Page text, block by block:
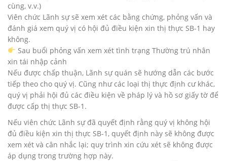
cùng, v.v.)
Viên chức Lãnh sự sẽ xem xét các bằng chứng, phỏng vấn và
đánh giá xem quý vị có hội đủ điều kiện xin thị thực SB-1 hay
không.
Sau buổi phỏng vấn xem xét tình trạng Thường trú nhân
xin tái nhập cảnh
Nếu được chấp thuận, Lãnh sự quán sẽ hướng dẫn các bước
tiếp theo cho quý vị. Cũng như các loại thị thực định cư khác,
quý vị phải hội đủ các điều kiện về pháp lý và hồ sơ giấy tờ để
được cấp thị thực SB-1.
Nếu viên chức Lãnh sự đã quyết định rằng quý vị không hội
đủ điều kiện xin thị thực SB-1, quyết định này sẽ không được
xem xét và cân nhắc lại; quy trình xin cứu xét sẽ không được
áp dụng trong trường hợp này.